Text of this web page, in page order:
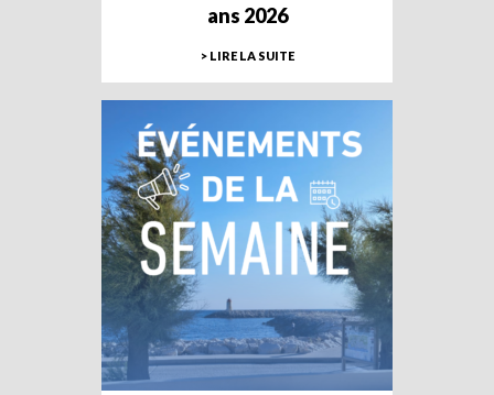
ans 2026
> LIRE LA SUITE